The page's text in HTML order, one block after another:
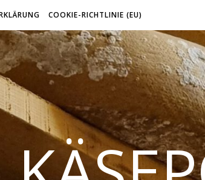
COOKIE-RICHTLINIE (EU)